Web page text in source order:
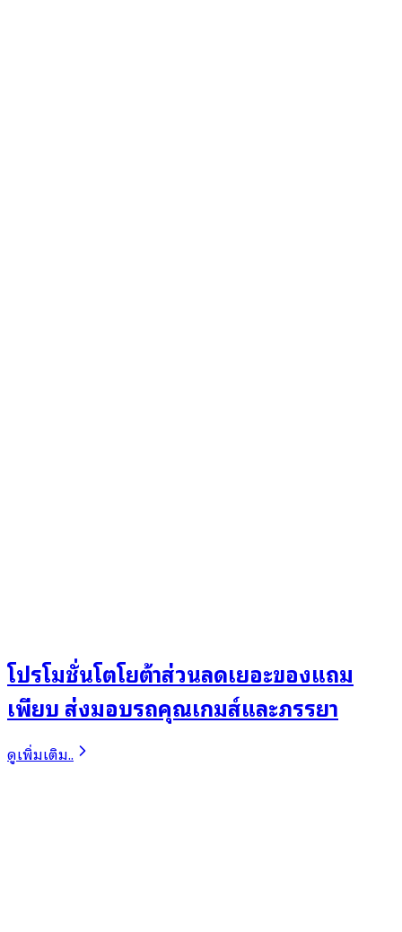
โปรโมชั่นโตโยต้าส่วนลดเยอะของแถม
เพียบ ส่งมอบรถคุณเกมส์และภรรยา
ดูเพิ่มเติม..